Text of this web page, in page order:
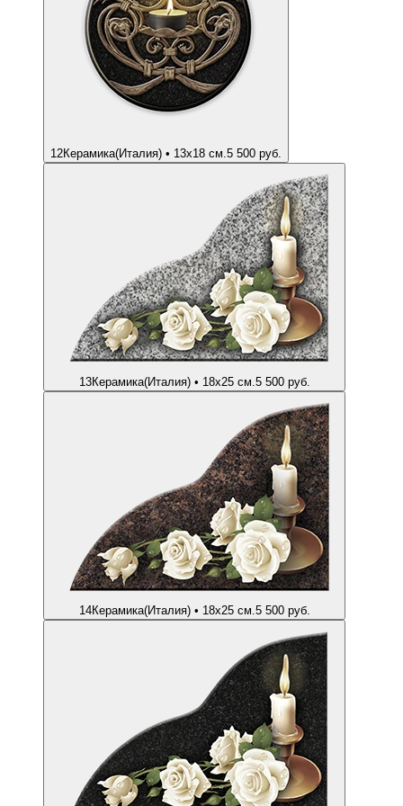
12Керамика(Италия) • 13х18 см. 5 500 руб.
13Керамика(Италия) • 18х25 см. 5 500 руб.
14Керамика(Италия) • 18х25 см. 5 500 руб.